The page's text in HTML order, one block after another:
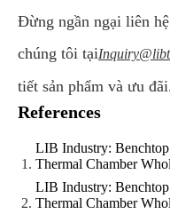
Đừng ngần ngại liên
chúng tôi tại
tiết sản phẩm và ưu
References
LIB Industry:
Thermal Chamber
LIB Industry:
Thermal Chamber